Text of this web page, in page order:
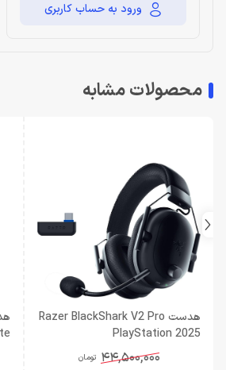
ورود به حساب کاربری
محصولات مشابه
هدست Razer BlackShark V2 Pro
PlayStation 2025
44,500,000 تومان